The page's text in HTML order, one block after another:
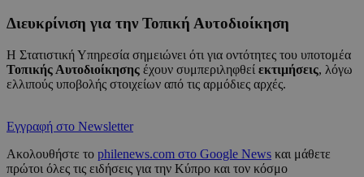
Διευκρίνιση για την Τοπική Αυτοδιοίκηση
Η Στατιστική Υπηρεσία σημειώνει ότι για οντότητες του υποτομέα
Τοπικής Αυτοδιοίκησης έχουν συμπεριληφθεί εκτιμήσεις, λόγω
ελλιπούς υποβολής στοιχείων από τις αρμόδιες αρχές.
Εγγραφή στο Newsletter
Ακολουθήστε το philenews.com στο Google News και μάθετε
πρώτοι όλες τις ειδήσεις για την Κύπρο και τον κόσμο